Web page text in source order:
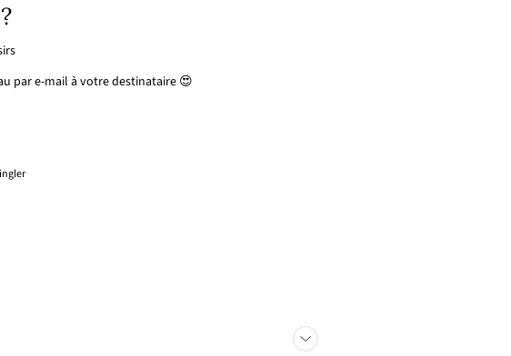
par e-mail à votre destinataire 😍